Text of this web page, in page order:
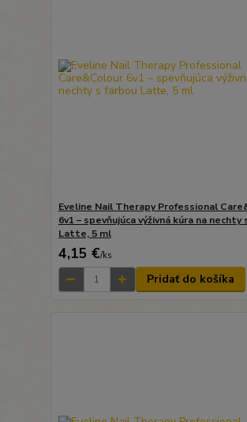
Eveline Nail Therapy Professional
6v1 – spevňujúca výživná kúra na nechty
Latte, 5 ml
4,15 €/ks
Pridať do košíka